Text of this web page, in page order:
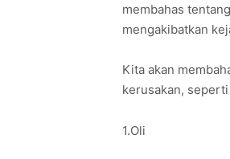
membahas
mengakibatkan
Kita akan
kerusakan, seperti
1.Oli